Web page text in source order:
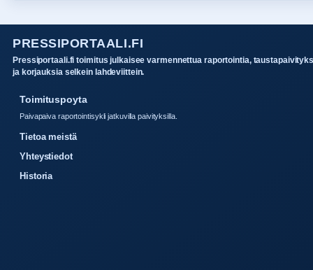
PRESSIPORTAALI.FI
Pressiportaali.fi toimitus julkaisee varmennettua raportointia,
ja korjauksia selkein lahdeviittein.
Toimituspoyta
Paivapaiva raportointisykli jatkuvilla paivityksilla.
Tietoa meistä
Yhteystiedot
Historia